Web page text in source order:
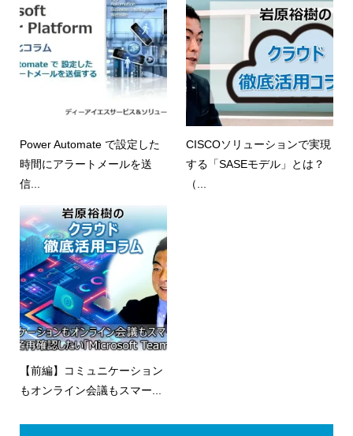
Power Automate で設定した
時間にアラートメールを送
信...
CISCOソリューションで実現
する「SASEモデル」とは？
（...
【前編】コミュニケーション
もオンライン会議もスマー...